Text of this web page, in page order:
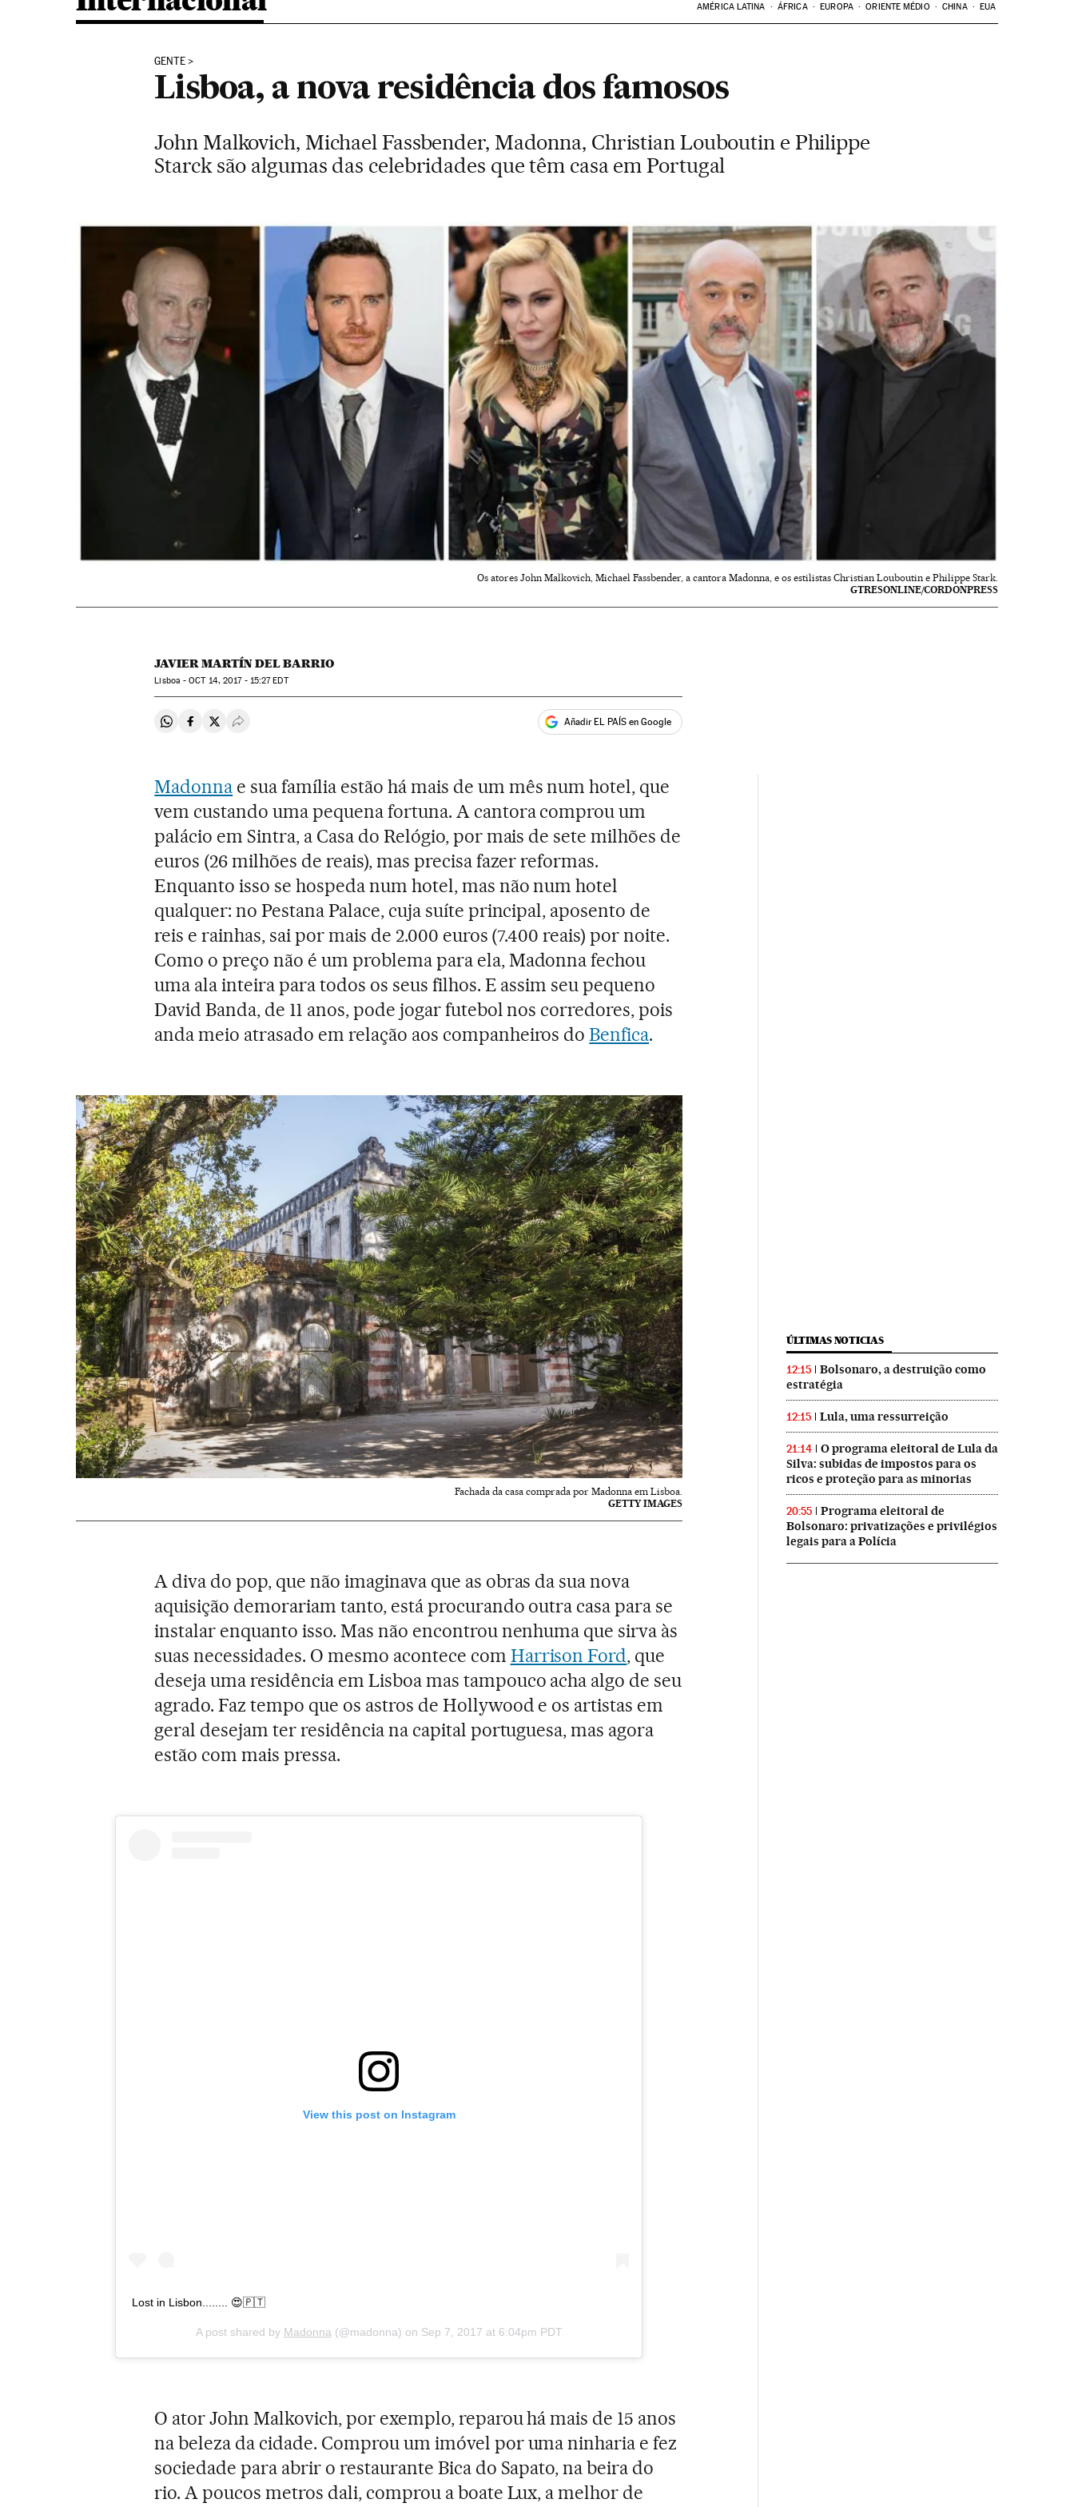
AMÉRICA LATINA ÁFRICA EUROPA ORIENTE MÉDIO CHINA EUA
GENTE
Lisboa, a nova residência dos famosos
John Malkovich, Michael Fassbender, Madonna, Christian Louboutin e Philippe
Starck são algumas das celebridades que têm casa em Portugal
Os atores John Malkovich, Michael Fassbender, a cantora Madonna, e os estilistas Christian Louboutin e Philippe Stark.
GTRESONLINE/CORDONPRESS
JAVIER MARTÍN DEL BARRIO
Lisboa -OCT14, 2017 - 15:27EDT
Compartir en Whatsapp
Compartir en Facebook
Compartir en Twitter
Desplegar Redes Sociales Añadir EL PAÍS en Google
Madonna e sua família estão há mais de um mês num hotel, que
vem custando uma pequena fortuna. A cantora comprou um
palácio em Sintra, a Casa do Relógio, por mais de sete milhões de
euros (26 milhões de reais), mas precisa fazer reformas.
Enquanto isso se hospeda num hotel, mas não num hotel
qualquer: no Pestana Palace, cuja suíte principal, aposento de
reis e rainhas, sai por mais de 2.000 euros (7.400 reais) por noite.
Como o preço não é um problema para ela, Madonna fechou
uma ala inteira para todos os seus filhos. E assim seu pequeno
David Banda, de 11 anos, pode jogar futebol nos corredores, pois
anda meio atrasado em relação aos companheiros doBenfica.
Fachada da casa comprada por Madonna em Lisboa.
GETTY IMAGES
A diva do pop, que não imaginava que as obras da sua nova
aquisição demorariam tanto, está procurando outra casa para se
instalar enquanto isso. Mas não encontrou nenhuma que sirva às
suas necessidades. O mesmo acontece com Harrison Ford, que
deseja uma residência em Lisboa mas tampouco acha algo de seu
agrado. Faz tempo que os astros de Hollywood e os artistas em
geral desejam ter residência na capital portuguesa, mas agora
estão com mais pressa.
View this post on Instagram
Lost in Lisbon........ 😍🇵🇹
A post shared by Madonna (@madonna) on Sep 7, 2017 at 6:04pm PDT
O ator John Malkovich, por exemplo, reparou há mais de 15 anos
na beleza da cidade. Comprou um imóvel por uma ninharia e fez
sociedade para abrir o restaurante Bica do Sapato, na beira do
rio. A poucos metros dali, comprou a boate Lux, a melhor de
ÚLTIMAS NOTICIAS
12:15
Bolsonaro, a destruição como
estratégia
12:15 Lula, uma ressurreição
21:14
O programa eleitoral de Lula da
Silva: subidas de impostos para os
ricos e proteção para as minorias
20:55
Programa eleitoral de
Bolsonaro: privatizações e privilégios
legais para a Polícia